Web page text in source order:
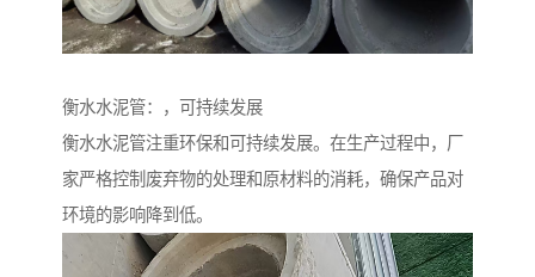
衡水水泥管：，可持续发展
衡水水泥管注重环保和可持续发展。在生产过程中，厂
家严格控制废弃物的处理和原材料的消耗，确保产品对
环境的影响降到低。